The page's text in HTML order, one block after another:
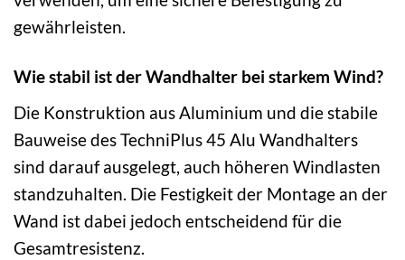
gewährleisten.
Wie stabil ist der Wandhalter bei starkem Wind?
Die Konstruktion aus Aluminium und die stabile
Bauweise des TechniPlus 45 Alu Wandhalters
sind darauf ausgelegt, auch höheren Windlasten
standzuhalten. Die Festigkeit der Montage an der
Wand ist dabei jedoch entscheidend für die
Gesamtresistenz.